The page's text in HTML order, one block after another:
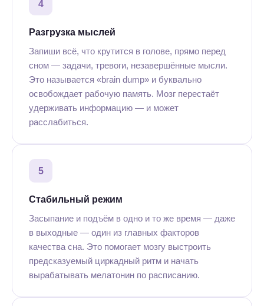
4
Разгрузка мыслей
Запиши всё, что крутится в голове, прямо перед
сном — задачи, тревоги, незавершённые мысли.
Это называется «brain dump» и буквально
освобождает рабочую память. Мозг перестаёт
удерживать информацию — и может
расслабиться.
5
Стабильный режим
Засыпание и подъём в одно и то же время — даже
в выходные — один из главных факторов
качества сна. Это помогает мозгу выстроить
предсказуемый циркадный ритм и начать
вырабатывать мелатонин по расписанию.